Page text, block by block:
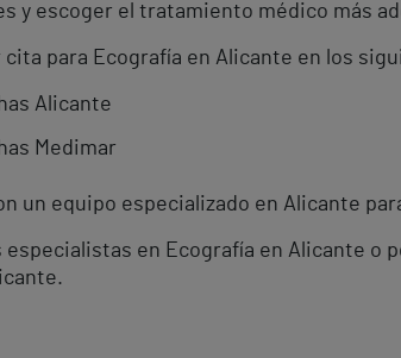
y escoger el tratamiento médico más
cita para Ecografía en Alicante en los
Alicante
Medimar
un equipo especializado en Alicante
especialistas en Ecografía en Alicante